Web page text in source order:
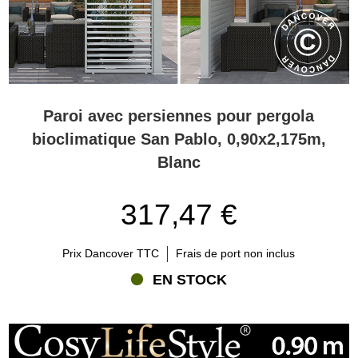
Paroi avec persiennes pour pergola
bioclimatique San Pablo, 0,90x2,175m,
Blanc
317,47 €
Prix Dancover TTC Frais de port non inclus
EN STOCK